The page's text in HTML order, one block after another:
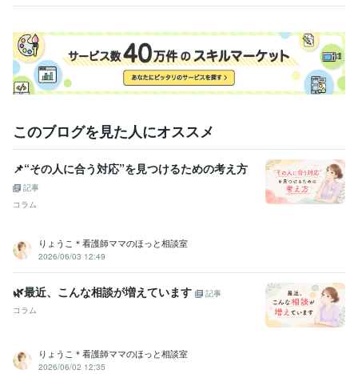
このブログを見た人にオススメ
📌“その人に合う対応”を見つけるための考え方
記事
コラム
りょうこ＊看護師ママのほっと相談室
2026/06/03 12:49
🌿最近、こんな相談が増えています
記事
コラム
りょうこ＊看護師ママのほっと相談室
2026/06/02 12:35